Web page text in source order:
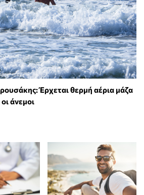
Έρχεται θερμή αέρια μάζα
άνεμοι